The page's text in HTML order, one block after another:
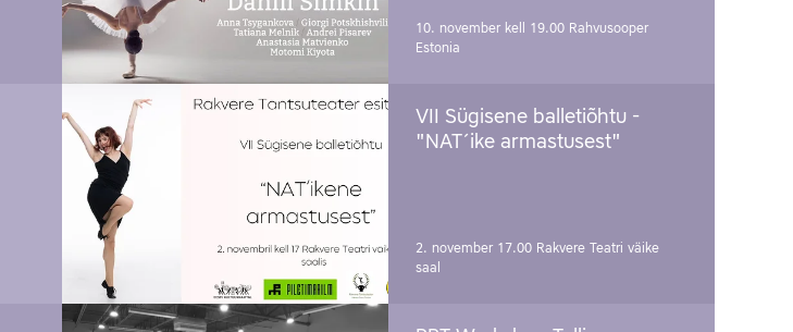
10. november kell 19.00 Rahvusooper
Estonia
VII Sügisene balletiõhtu -
"NAT´ike armastusest"
2. november 17.00 Rakvere Teatri väike
saal